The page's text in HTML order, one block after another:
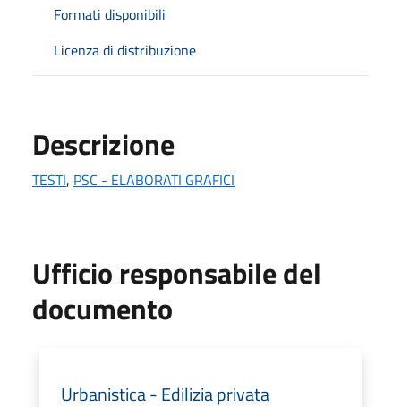
Formati disponibili
Licenza di distribuzione
Descrizione
TESTI, PSC - ELABORATI GRAFICI
Ufficio responsabile del
documento
Urbanistica - Edilizia privata